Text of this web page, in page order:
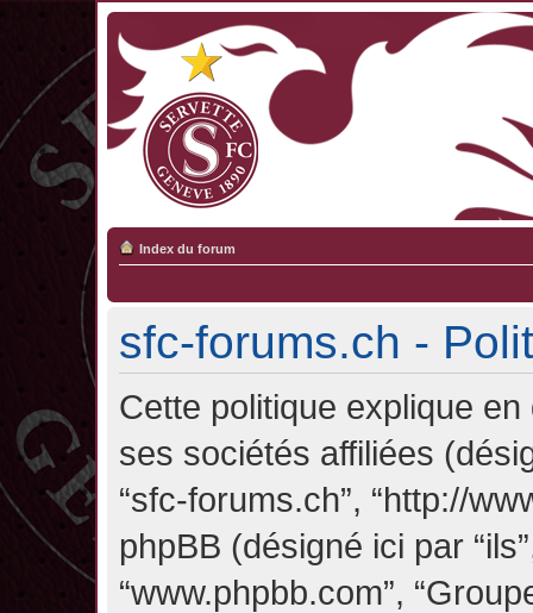
Index du forum
sfc-forums.ch -
Cette politique explique
ses sociétés affiliées
“sfc-forums.ch”, “http://
phpBB (désigné ici par
“www.phpbb.com”,